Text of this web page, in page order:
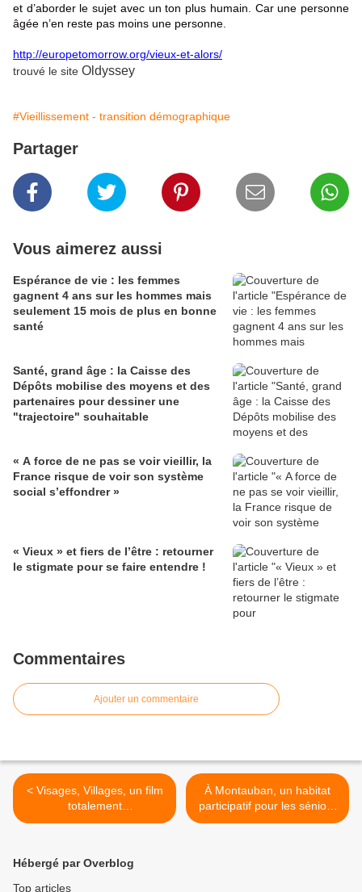
et d’aborder le sujet avec un ton plus humain. Car une personne
âgée n’en reste pas moins une personne.
http://europetomorrow.org/vieux-et-alors/
trouvé le site Oldyssey
#Vieillissement - transition démographique
Partager
Vous aimerez aussi
Espérance de vie : les femmes
gagnent 4 ans sur les hommes mais
seulement 15 mois de plus en bonne
santé
Santé, grand âge : la Caisse des
Dépôts mobilise des moyens et des
partenaires pour dessiner une
"trajectoire" souhaitable
« A force de ne pas se voir vieillir, la
France risque de voir son système
social s’effondrer »
« Vieux » et fiers de l’être : retourner
le stigmate pour se faire entendre !
Commentaires
Ajouter un commentaire
< Visages, Villages, un film
totalement
intergénérationnel…Allez
À Montauban, un habitat
participatif pour les séniors
- 82- >
Hébergé par Overblog
Top articles